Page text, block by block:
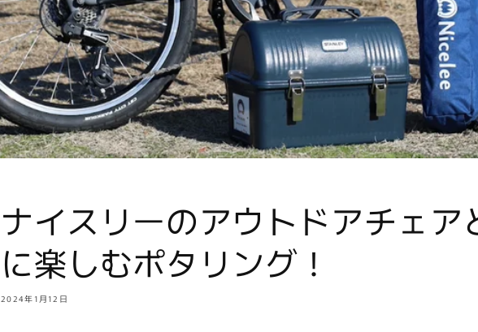
ナイスリーのアウトドアチェア
に楽しむポタリング！
2024年1月12日